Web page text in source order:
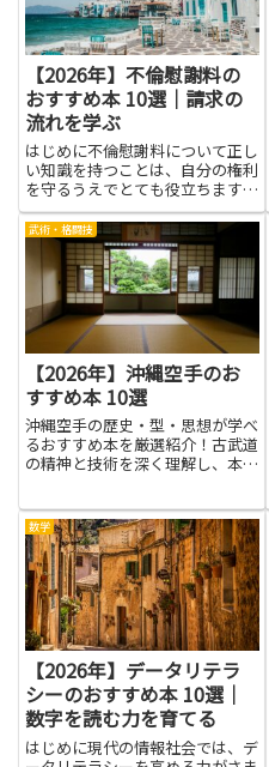
【2026年】不倫慰謝料の
おすすめ本 10選｜請求の
流れを学ぶ
はじめに不倫慰謝料について正し
い知識を持つことは、自分の権利
を守るうえでとても役立ちます。
請求の流れを学ぶことで、どのよ
うな証拠が必要か、交渉や示談、
訴訟になったときの手続きが見
え、感情に流されず冷静に対応し
やすくなります。本で学べば専門
用...
武術・格闘技
【2026年】沖縄空手のお
すすめ本 10選
沖縄空手の歴史・型・思想が学べ
るおすすめ本を厳選紹介！古武道
の精神と技術を深く理解し、本物
数学
【2026年】データリテラ
シーのおすすめ本 10選｜
数字を読む力を育てる
はじめに現代の情報社会では、デ